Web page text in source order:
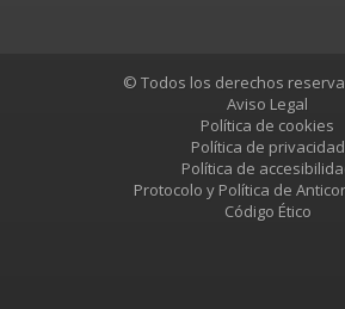
© Todos los derechos
Aviso Legal
Política de cookies
Política de privacidad
Política de
Protocolo y Política de
Código Ético